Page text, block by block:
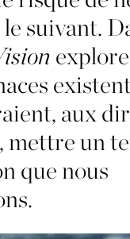
suivant.
aux
mettre un
que nous